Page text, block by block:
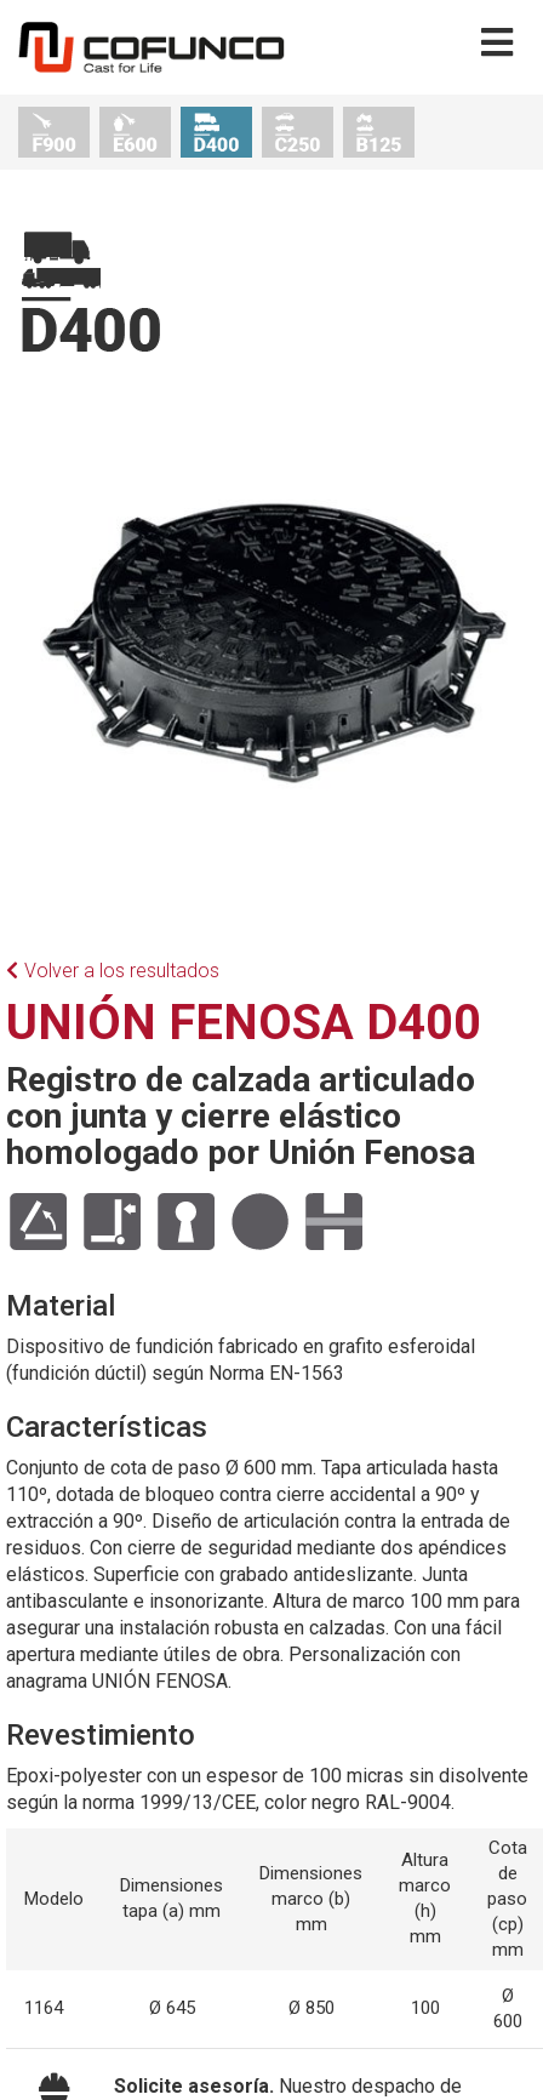
Volver a los resultados
UNIÓN FENOSA D400
Registro de calzada articulado
con junta y cierre elástico
homologado por Unión Fenosa
Material
Dispositivo de fundición fabricado en grafito esferoidal
(fundición dúctil) según Norma EN-1563
Características
Conjunto de cota de paso Ø 600 mm. Tapa articulada hasta
110º, dotada de bloqueo contra cierre accidental a 90º y
extracción a 90º. Diseño de articulación contra la entrada de
residuos. Con cierre de seguridad mediante dos apéndices
elásticos. Superficie con grabado antideslizante. Junta
antibasculante e insonorizante. Altura de marco 100 mm para
asegurar una instalación robusta en calzadas. Con una fácil
apertura mediante útiles de obra. Personalización con
anagrama UNIÓN FENOSA.
Revestimiento
Epoxi-polyester con un espesor de 100 micras sin disolvente
según la norma 1999/13/CEE, color negro RAL-9004.
Modelo
Dimensiones
tapa (a) mm
Dimensiones
marco (b)
mm
Altura
marco
(h)
mm
Cota
de
paso
(cp)
mm
1164 Ø 645 Ø 850 100
Ø
600
Solicite asesoría. Nuestro despacho de